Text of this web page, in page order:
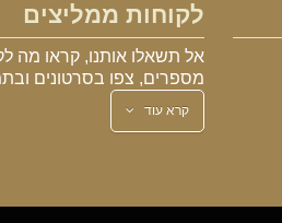
לקוחות ממליצים
אל תשאלו אותנו, קראו מה
מספרים, צפו בסרטונים
קרא עוד